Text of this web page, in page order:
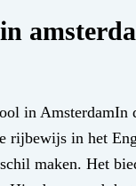
in
rijbewijs in het
maken. Het